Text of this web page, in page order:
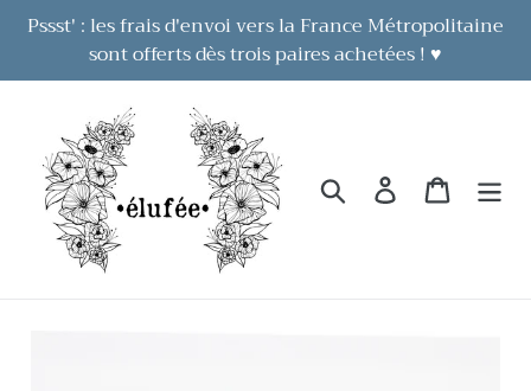
PasserPssst' : les frais d'envoi vers la France Métropolitaine
sont offerts dès trois paires achetées ! ♥
RechercherSe connecter
Panier